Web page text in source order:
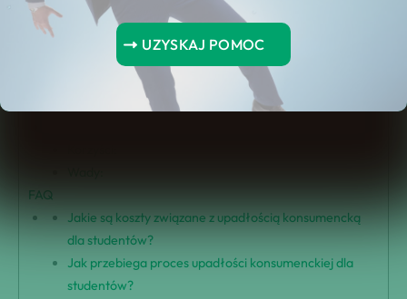
UZYSKAJ POMOC
Spis Treści
Koszty upadłości konsumenckiej dla studentów
Koszty upadłości konsumenckiej dla studentów
Proces upadłości konsumenckiej dla studentów
FAQ
Jakie są koszty związane z upadłością konsumencką
dla studentów?
Jak przebiega proces upadłości konsumenckiej dla
studentów?